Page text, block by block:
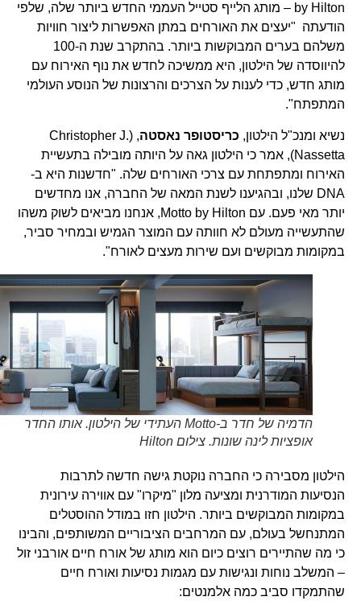
by Hilton – מותג הלייף סטייל העממי החדש ביותר שלה, שלפי
הודעתה "יעצים את האורחים במתן האפשרות ליצור חוויות
משלהם בערים המבוקשות ביותר. בהתקרב שנת ה-100
להיווסדה של הילטון, היא ממשיכה לחדש את נוף האירוח עם
מותג חדש, כדי לענות על הצרכים והרצונות של הנוסע העולמי
המתפתח".
נשיא ומנכ"ל הילטון,כריסטופר נאסטה
, (Christopher J.
Nassetta), אמר כי הילטון גאה על היותה מובילה בתעשיית
האירוח ומתפתחת עם צרכי האורחים שלה. "חדשנות היא ב-
DNA שלנו, ובהגיענו לשנת המאה של החברה, אנו מחדשים
יותר מאי פעם. עם Motto by Hilton, אנחנו מביאים לשוק משהו
שהתעשייה מעולם לא חוותה עם המוצר הגמיש ובמחיר סביר,
במקומות מבוקשים ועם שירות מעצים לאורח".
הדמיה של חדר ב-Motto העתידי של הילטון. אותו החדר
אופציות לינה שונות. צילום Hilton
הילטון מסבירה כי החברה נוקטת גישה חדשה לתרבות
הנסיעות המודרנית ומציעה מלון "מיקרו" עם אווירה עירונית
במקומות המבוקשים ביותר. הילטון חזו במודל ההוסטלים
המתנחשל בעולם, עם המרחבים הציבוריים המשותפים, והבינו
כי מה שהתיירים רוצים כיום הוא מותג של אורח חיים אורבני זול
– המשלב נוחות ונגישות עם מגמות נסיעות ואורח חיים
שהתמקדו סביב כמה אלמנטים: